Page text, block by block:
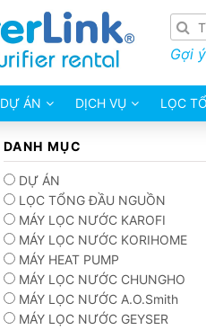
Gợi
DỰ ÁN DỊCH VỤ LỌC
DANH MỤC
DỰ ÁN
LỌC TỔNG ĐẦU NGUỒN
MÁY LỌC NƯỚC KAROFI
MÁY LỌC NƯỚC KORIHOME
MÁY HEAT PUMP
MÁY LỌC NƯỚC CHUNGHO
MÁY LỌC NƯỚC A.O.Smith
MÁY LỌC NƯỚC GEYSER